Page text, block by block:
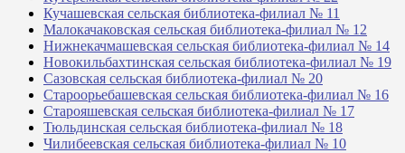
Кучашевская сельская библиотека-филиал № 11
Малокачаковская сельская библиотека-филиал № 12
Нижнекачмашевская сельская библиотека-филиал № 14
Новокильбахтинская сельская библиотека-филиал № 19
Сазовская сельская библиотека-филиал № 20
Староорьебашевская сельская библиотека-филиал № 16
Старояшевская сельская библиотека-филиал № 17
Тюльдинская сельская библиотека-филиал № 18
Чилибеевская сельская библиотека-филиал № 10